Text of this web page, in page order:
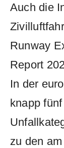
Auch die
Runway
Report
In der
knapp
zu den